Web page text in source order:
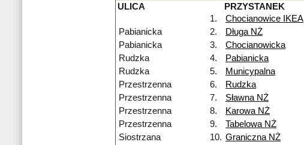
ULICA
PRZYSTANEK
1.
Chocianowice IKEA
Pabianicka
2. Długa NŻ
Pabianicka
3. Chocianowicka
Rudzka
4. Pabianicka
Rudzka
5. Municypalna
Przestrzenna
6. Rudzka
Przestrzenna
7. Sławna NŻ
Przestrzenna
8. Karowa NŻ
Przestrzenna
9.
Tabelowa NŻ
Siostrzana
10. Graniczna NŻ